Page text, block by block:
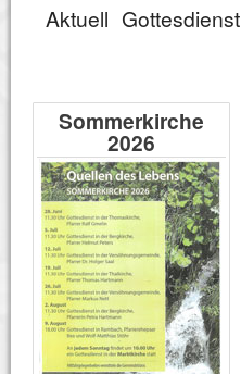
Aktuell Gottesdienst
Sommerkirche
2026